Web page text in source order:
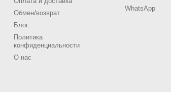
перед возвращением домой.
— беритеHEC до 70 кв. м
Обмен/возврат
Блог
Политика
конфиденциальности
О нас
WhatsApp